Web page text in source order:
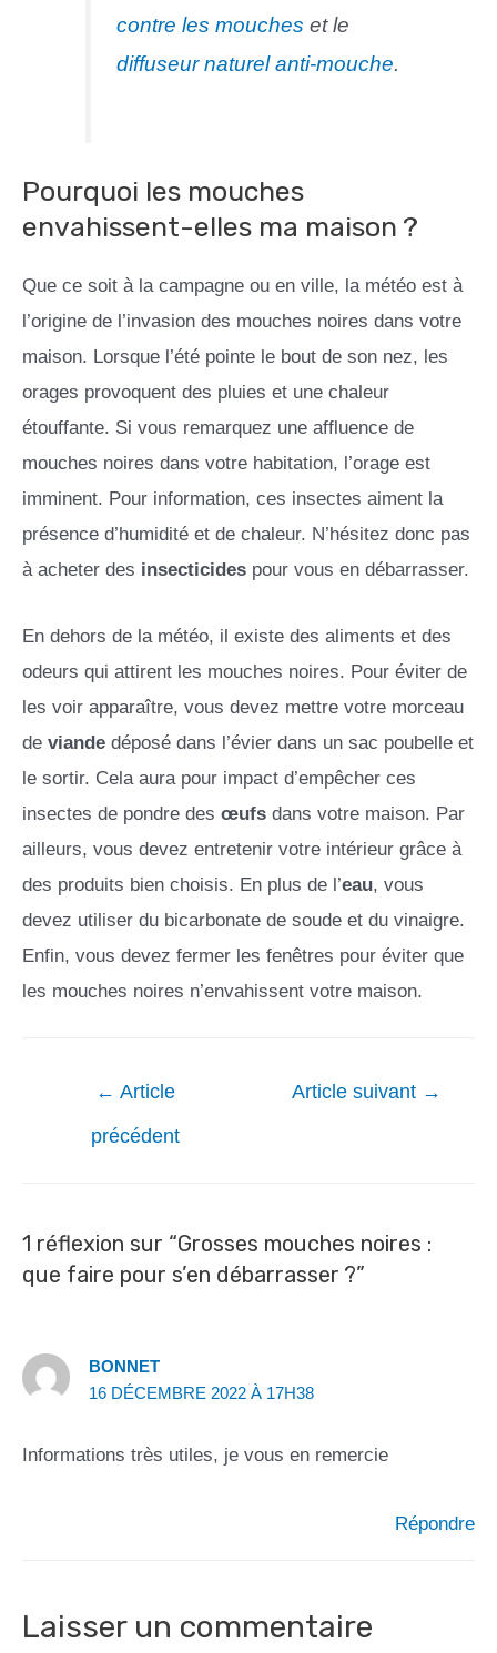
contre les mouches et le
diffuseur naturel anti-mouche.
Pourquoi les mouches
envahissent-elles ma maison ?
Que ce soit à la campagne ou en ville, la météo est à
l’origine de l’invasion des mouches noires dans votre
maison. Lorsque l’été pointe le bout de son nez, les
orages provoquent des pluies et une chaleur
étouffante. Si vous remarquez une affluence de
mouches noires dans votre habitation, l’orage est
imminent. Pour information, ces insectes aiment la
présence d’humidité et de chaleur. N’hésitez donc pas
à acheter des insecticides pour vous en débarrasser.
En dehors de la météo, il existe des aliments et des
odeurs qui attirent les mouches noires. Pour éviter de
les voir apparaître, vous devez mettre votre morceau
de viande déposé dans l’évier dans un sac poubelle et
le sortir. Cela aura pour impact d’empêcher ces
insectes de pondre des œufs dans votre maison. Par
ailleurs, vous devez entretenir votre intérieur grâce à
des produits bien choisis. En plus de l’eau, vous
devez utiliser du bicarbonate de soude et du vinaigre.
Enfin, vous devez fermer les fenêtres pour éviter que
les mouches noires n’envahissent votre maison.
← Article
précédent
Article suivant →
1 réflexion sur “Grosses mouches noires :
que faire pour s’en débarrasser ?”
BONNET
16 DÉCEMBRE 2022 À 17H38
Informations très utiles, je vous en remercie
Répondre
Laisser un commentaire